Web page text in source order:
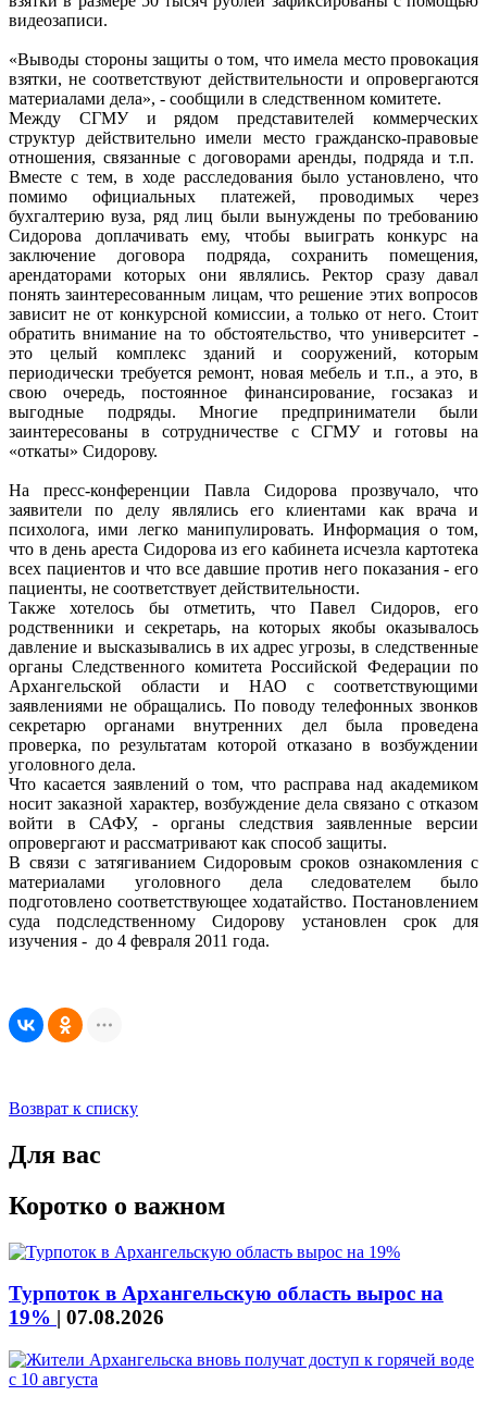
видеозаписи.
«Выводы стороны защиты о том, что имела место провокация
взятки, не соответствуют действительности и опровергаются
материалами дела», - сообщили в следственном комитете.
Между СГМУ и рядом представителей коммерческих
структур действительно имели место гражданско-правовые
отношения, связанные с договорами аренды, подряда и т.п.
Вместе с тем, в ходе расследования было установлено, что
помимо официальных платежей, проводимых через
бухгалтерию вуза, ряд лиц были вынуждены по требованию
Сидорова доплачивать ему, чтобы выиграть конкурс на
заключение договора подряда, сохранить помещения,
арендаторами которых они являлись. Ректор сразу давал
понять заинтересованным лицам, что решение этих вопросов
зависит не от конкурсной комиссии, а только от него. Стоит
обратить внимание на то обстоятельство, что университет -
это целый комплекс зданий и сооружений, которым
периодически требуется ремонт, новая мебель и т.п., а это, в
свою очередь, постоянное финансирование, госзаказ и
выгодные подряды. Многие предприниматели были
заинтересованы в сотрудничестве с СГМУ и готовы на
«откаты» Сидорову.
На пресс-конференции Павла Сидорова прозвучало, что
заявители по делу являлись его клиентами как врача и
психолога, ими легко манипулировать. Информация о том,
что в день ареста Сидорова из его кабинета исчезла картотека
всех пациентов и что все давшие против него показания - его
пациенты, не соответствует действительности.
Также хотелось бы отметить, что Павел Сидоров, его
родственники и секретарь, на которых якобы оказывалось
давление и высказывались в их адрес угрозы, в следственные
органы Следственного комитета Российской Федерации по
Архангельской области и НАО с соответствующими
заявлениями не обращались. По поводу телефонных звонков
секретарю органами внутренних дел была проведена
проверка, по результатам которой отказано в возбуждении
уголовного дела.
Что касается заявлений о том, что расправа над академиком
носит заказной характер, возбуждение дела связано с отказом
войти в САФУ, - органы следствия заявленные версии
опровергают и рассматривают как способ защиты.
В связи с затягиванием Сидоровым сроков ознакомления с
материалами уголовного дела следователем было
подготовлено соответствующее ходатайство. Постановлением
суда подследственному Сидорову установлен срок для
изучения - до 4 февраля 2011 года.
Возврат к списку
Для вас
Коротко о важном
Турпоток в Архангельскую область вырос на
19% | 07.08.2026